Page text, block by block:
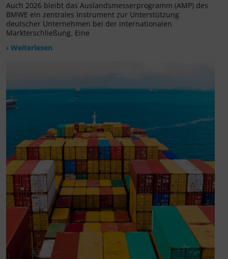
Auch 2026 bleibt das Auslandsmesserprogramm (AMP) des
BMWE ein zentrales Instrument zur Unterstützung
deutscher Unternehmen bei der internationalen
Markterschließung. Eine
› Weiterlesen